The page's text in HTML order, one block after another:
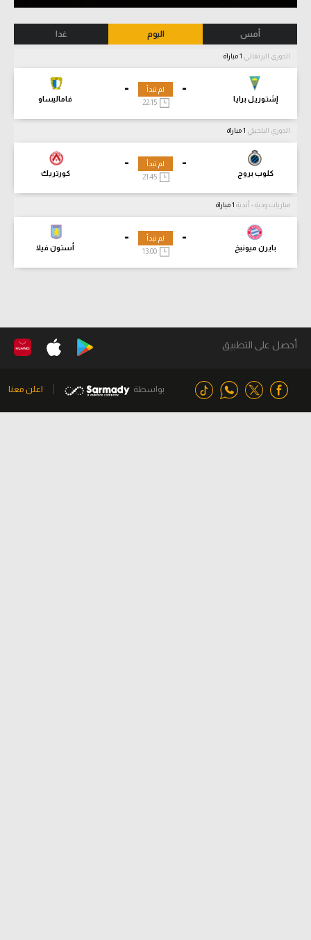
أمس اليوم غدا
الدوري البرتغالي
-
إشتوريل برايا
-
فاماليساو
لم تبدأ
22:15
الدوري البلجيكي
-
كلوب بروج
-
كورتريك
لم تبدأ
21:45
مباريات ودية - أندية
-
بايرن ميونيخ
-
أستون فيلا
لم تبدأ
13:00
أحصل على التطبيق
بواسطة اعلن معنا